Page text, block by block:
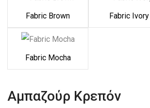
Fabric Brown Fabric Ivory
Fabric Mocha
Αμπαζούρ Κρεπόν